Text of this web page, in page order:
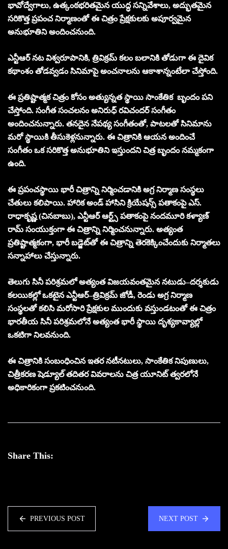
భావోద్వేగాలు, ఉత్కంఠభరితమైన యుద్ధ సన్నివేశాలు, అద్భుతమైన
సరికొత్త ప్రపంచ నిర్మాణంతో ఈ చిత్రం ప్రేక్షకులకు అపూర్వమైన
అనుభూతిని అందించనుంది.
ఎన్టీఆర్ నట విశ్వరూపానికి, త్రివిక్రమ్ కలం బలానికి తోడుగా ఈ దైవిక
కథాంశం తోడవ్వడం సినిమాపై అంచనాలను ఆకాశాన్నంటేలా చేస్తోంది.
ఈ ప్రతిష్టాత్మక చిత్రం కోసం అత్యున్నత స్థాయి సాంకేతిక బృందం పని
చేస్తోంది. సంగీత సంచలనం అనిరుధ్ రవిచందర్ సంగీతం
అందించనున్నారు. తనదైన నేపథ్య సంగీతంతో, పాటలతో సినిమాను
మరో స్థాయికి తీసుకెళ్లనున్నారు. ఈ చిత్రానికి ఆయన అందించే
సంగీతం ఒక సరికొత్త అనుభూతిని ఇస్తుందని చిత్ర బృందం నమ్మకంగా
ఉంది.
ఈ ప్రపంచస్థాయి భారీ చిత్రాన్ని నిర్మించడానికి అగ్ర నిర్మాణ సంస్థలు
చేతులు కలిపాయి. హారిక అండ్ హాసిని క్రియేషన్స్ పతాకంపై ఎస్.
రాధాకృష్ణ (చినబాబు), ఎన్టీఆర్ ఆర్ట్స్ పతాకంపై నందమూరి కళ్యాణ్
రామ్ సంయుక్తంగా ఈ చిత్రాన్ని నిర్మించనున్నారు. అత్యంత
ప్రతిష్టాత్మకంగా, భారీ బడ్జెట్‌తో ఈ చిత్రాన్ని తెరకెక్కించేందుకు నిర్మాతలు
సన్నాహాలు చేస్తున్నారు.
తెలుగు సినీ పరిశ్రమలో అత్యంత విజయవంతమైన నటుడు–దర్శకుడు
కలయికల్లో ఒకటైన ఎన్టీఆర్–త్రివిక్రమ్ జోడీ, రెండు అగ్ర నిర్మాణ
సంస్థలతో కలిసి మరోసారి ప్రేక్షకుల ముందుకు వస్తుండటంతో ఈ చిత్రం
భారతీయ సినీ పరిశ్రమలోనే అత్యంత భారీ స్థాయి దృశ్యకావ్యాల్లో
ఒకటిగా నిలవనుంది.
ఈ చిత్రానికి సంబంధించిన ఇతర నటీనటులు, సాంకేతిక నిపుణులు,
చిత్రీకరణ షెడ్యూల్ తదితర వివరాలను చిత్ర యూనిట్ త్వరలోనే
అధికారికంగా ప్రకటించనుంది.
Share This:
PREVIOUS POST NEXT POST